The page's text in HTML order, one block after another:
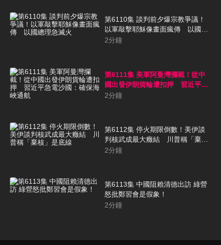
第6110集 談判前夕爆宗教爭議！
以軍敲擊耶穌像畫面瘋傳 以國總
理急滅火
2分鐘
第6111集 美軍阿曼灣攔截！從中
國出發伊朗貨輪遭扣押 習近平急
電沙國：確保海峽通航
2分鐘
第6112集 停火期限倒數！美伊談
判核武成最大癥結 川普稱「棄
核」是底線
2分鐘
第6113集 中國阻賴清德出訪 綠營
怒批鄭習會是假象！
2分鐘